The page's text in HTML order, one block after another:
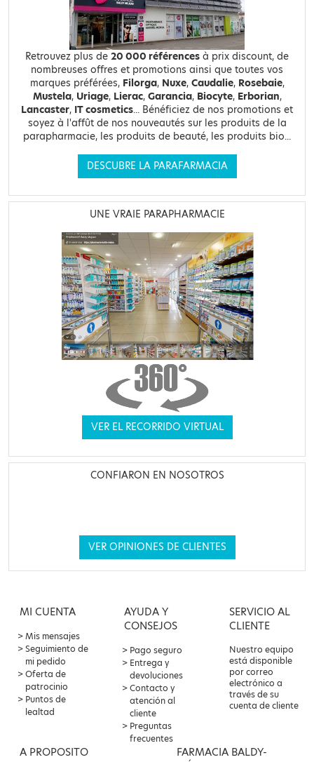
Retrouvez plus de 20 000 références à prix discount, de
nombreuses offres et promotions ainsi que toutes vos
marques préférées, Filorga, Nuxe, Caudalie, Rosebaie,
Mustela, Uriage, Lierac, Garancia, Biocyte, Erborian,
Lancaster, IT cosmetics... Bénéficiez de nos promotions et
soyez à l'affût de nos nouveautés sur les produits de la
parapharmacie, les produits de beauté, les produits bio...
DESCUBRE LA PARAFARMACIA
UNE VRAIE PARAPHARMACIE
VER EL RECORRIDO VIRTUAL
CONFIARON EN NOSOTROS
VER OPINIONES DE CLIENTES
MI CUENTA
Mis mensajes
Seguimiento de
mi pedido
Oferta de
patrocinio
Puntos de
lealtad
AYUDA Y
CONSEJOS
Pago seguro
Entrega y
devoluciones
Contacto y
atención al
cliente
Preguntas
frecuentes
SERVICIO AL
CLIENTE
Nuestro equipo
está disponible
por correo
electrónico a
través de su
cuenta de cliente
A PROPOSITO
FARMACIA BALDY-